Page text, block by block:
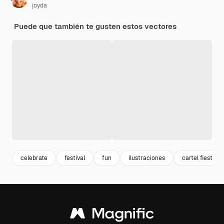
joyda
Puede que también te gusten estos vectores
celebrate festival fun ilustraciones cartel fiesta